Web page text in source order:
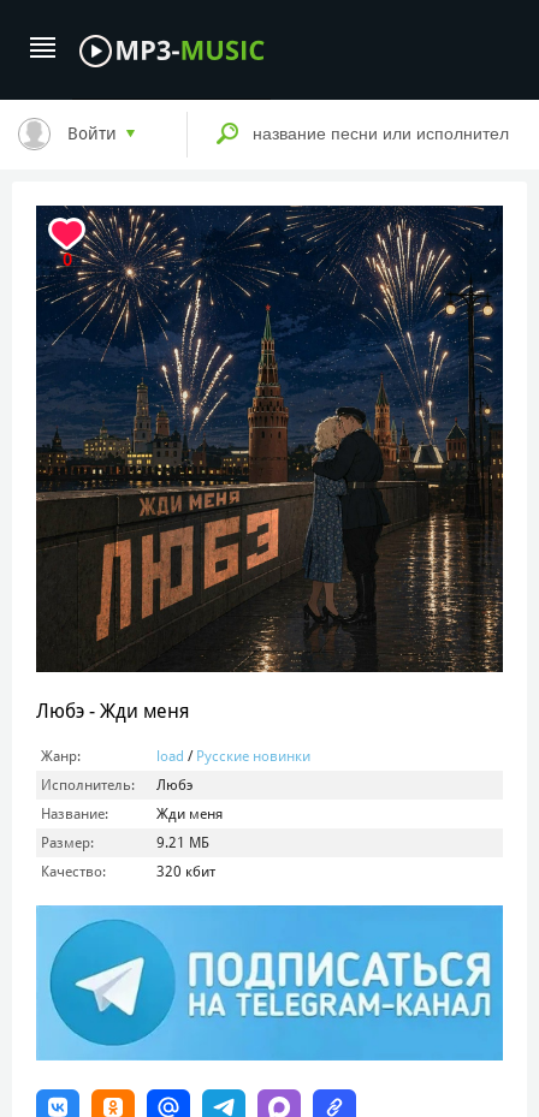
Войти
0
Любэ - Жди меня
Жанр: load / Русские новинки
Исполнитель:
Любэ
Название:
Жди меня
Размер:
9.21 МБ
Качество:
320 кбит